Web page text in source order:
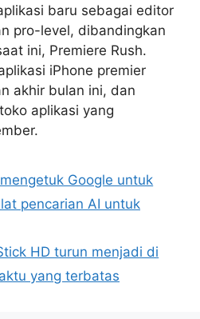
baru sebagai editor
pro-level, dibandingkan
ini, Premiere Rush.
iPhone premier
akhir bulan ini, dan
aplikasi yang
Google untuk
pencarian AI untuk
HD turun menjadi di
yang terbatas